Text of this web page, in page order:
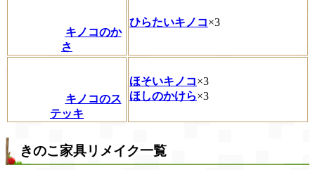
キノコのか
さ
ひらたいキノコ×3
キノコのス
テッキ
ほそいキノコ×3
ほしのかけら×3
きのこ家具リメイク一覧